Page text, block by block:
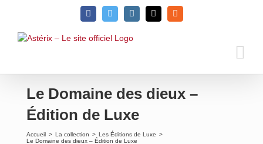
FacebookTwitterInstagramEmailRss
Le Domaine des dieux –
Édition de Luxe
Accueil > La collection > Les Éditions de Luxe >
Le Domaine des dieux – Édition de Luxe